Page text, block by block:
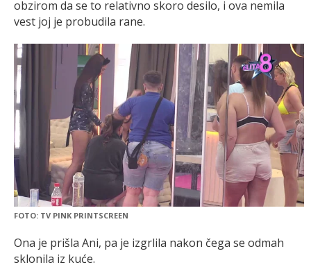
obzirom da se to relativno skoro desilo, i ova nemila
vest joj je probudila rane.
FOTO: TV PINK PRINTSCREEN
Ona je prišla Ani, pa je izgrlila nakon čega se odmah
sklonila iz kuće.